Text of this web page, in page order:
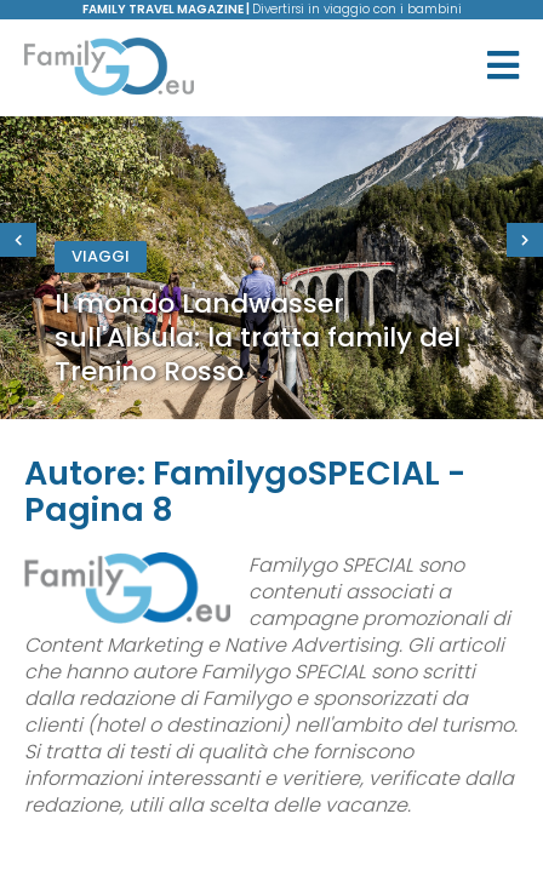
FAMILY TRAVEL MAGAZINE | Divertirsi in viaggio con i bambini
VIAGGI
Il mondo Landwasser
sull'Albula: la tratta family del
Trenino Rosso
Autore: FamilygoSPECIAL -
Pagina 8
Familygo SPECIAL sono
contenuti associati a
campagne promozionali di
Content Marketing e Native Advertising. Gli articoli
che hanno autore Familygo SPECIAL sono scritti
dalla redazione di Familygo e sponsorizzati da
clienti (hotel o destinazioni) nell'ambito del turismo.
Si tratta di testi di qualità che forniscono
informazioni interessanti e veritiere, verificate dalla
redazione, utili alla scelta delle vacanze.